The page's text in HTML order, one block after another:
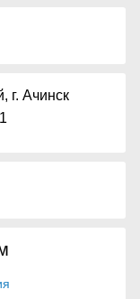
г. Ачинск